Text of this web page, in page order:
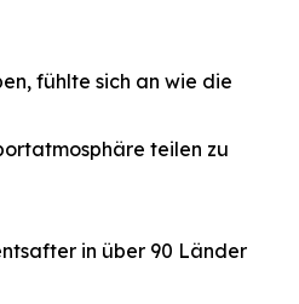
fühlte sich an wie die
teilen zu
in über 90 Länder